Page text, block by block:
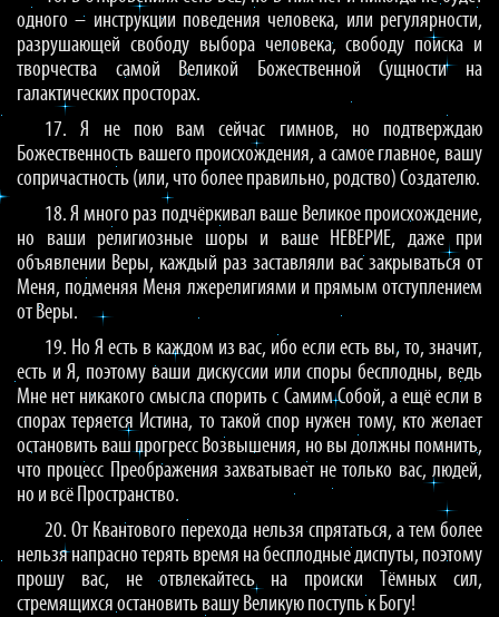
одного – инструкции поведения человека, или регулярности,
разрушающей свободу выбора человека, свободу поиска и
творчества самой Великой Божественной Сущности на
галактических просторах.
17. Я не пою вам сейчас гимнов, но подтверждаю
Божественность вашего происхождения, а самое главное, вашу
сопричастность (или, что более правильно, родство) Создателю.
18. Я много раз подчёркивал ваше Великое происхождение,
но ваши религиозные шоры и ваше НЕВЕРИЕ, даже при
объявлении Веры, каждый раз заставляли вас закрываться от
Меня, подменяя Меня лжерелигиями и прямым отступлением
от Веры.
19. Но Я есть в каждом из вас, ибо если есть вы, то, значит,
есть и Я, поэтому ваши дискуссии или споры бесплодны, ведь
Мне нет никакого смысла спорить с Самим Собой, а ещё если в
спорах теряется Истина, то такой спор нужен тому, кто желает
остановить ваш прогресс Возвышения, но вы должны помнить,
что процесс Преображения захватывает не только вас, людей,
но и всё Пространство.
20. От Квантового перехода нельзя спрятаться, а тем более
нельзя напрасно терять время на бесплодные диспуты, поэтому
прошу вас, не отвлекайтесь на происки Тёмных сил,
стремящихся остановить вашу Великую поступь к Богу!